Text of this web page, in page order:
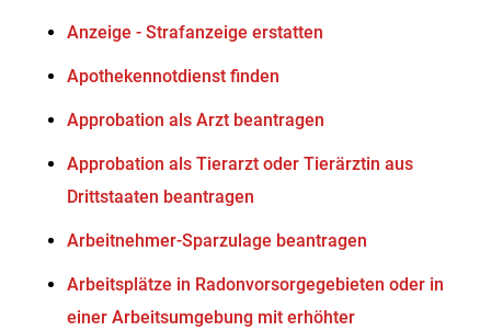
Anzeige - Strafanzeige erstatten
Apothekennotdienst finden
Approbation als Arzt beantragen
Approbation als Tierarzt oder Tierärztin aus
Drittstaaten beantragen
Arbeitnehmer-Sparzulage beantragen
Arbeitsplätze in Radonvorsorgegebieten oder in
einer Arbeitsumgebung mit erhöhter